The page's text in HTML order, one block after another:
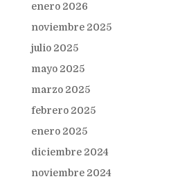
enero 2026
noviembre 2025
julio 2025
mayo 2025
marzo 2025
febrero 2025
enero 2025
diciembre 2024
noviembre 2024